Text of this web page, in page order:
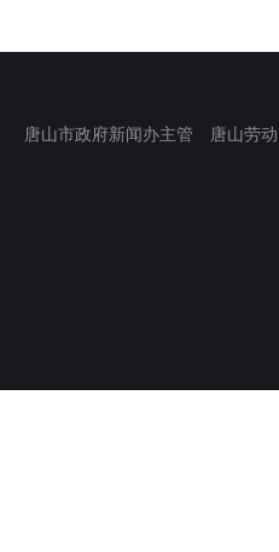
唐山市政府新闻办主管 唐山劳